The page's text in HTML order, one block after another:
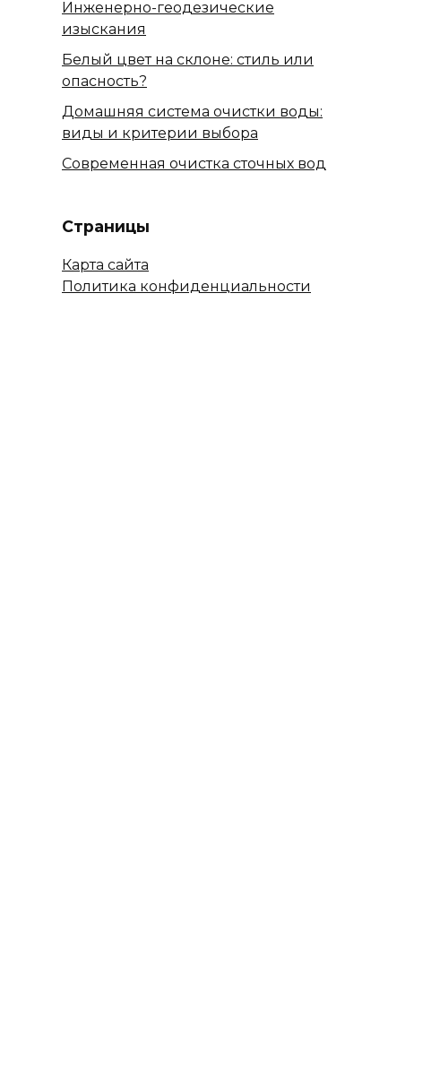
Инженерно-геодезические
изыскания
Белый цвет на склоне: стиль или
опасность?
Домашняя система очистки воды:
виды и критерии выбора
Современная очистка сточных вод
Страницы
Карта сайта
Политика конфиденциальности